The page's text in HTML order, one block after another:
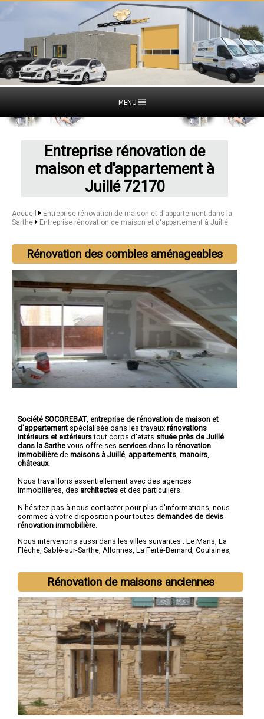
MENU
Entreprise rénovation de
maison et d'appartement à
Juillé 72170
Accueil
Entreprise rénovation de maison et d'appartement dans la
Sarthe
Entreprise rénovation de maison et d'appartement à Juillé
Rénovation des combles aménageables
Société SOCOREBAT, entreprise de rénovation de maison et
d'appartement spécialisée dans les travaux rénovations
intérieurs et extérieurstout corps d'etats située près de Juillé
dans la Sarthe vous offre ses services dans la rénovation
immobilière de maisons à Juillé appartements manoirs
châteaux.
Nous travaillons essentiellement avec des agences
immobilières, des architectes et des particuliers.
N'hésitez pas à nous contacter pour plus d'informations, nous
sommes à votre disposition pour toutes demandes de devis
rénovation immobilière
Nous intervenons aussi dans les villes suivantes : Le Mans, La
Flèche, Sablé-sur-Sarthe, Allonnes, La Ferté-Bernard, Coulaines,
Rénovation de maisons anciennes